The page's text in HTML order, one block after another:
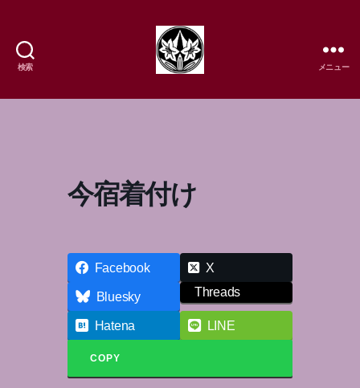
検索
流
研
究
メニュー
今宿着付け
Facebook
X
Bluesky
Threads
Hatena LINE
COPY